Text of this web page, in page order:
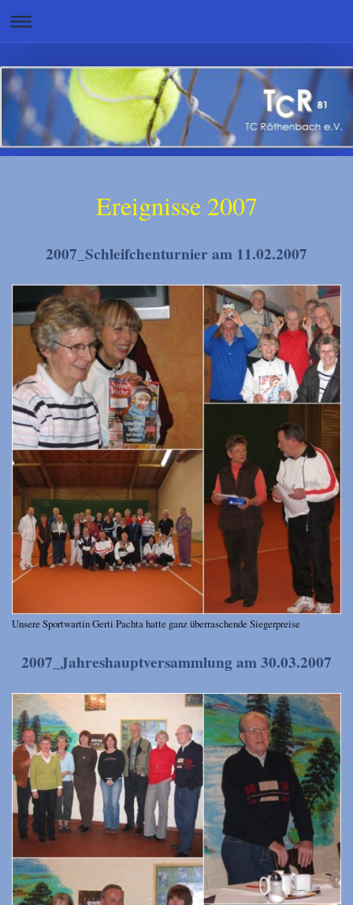
Ereignisse 2007
2007_Schleifchenturnier am 11.02.2007
Unsere Sportwartin Gerti Pachta hatte ganz überraschende Siegerpreise
2007_Jahreshauptversammlung am 30.03.2007